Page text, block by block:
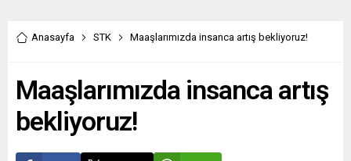
Anasayfa STK Maaşlarımızda insanca artış bekliyoruz!
Maaşlarımızda insanca artış
bekliyoruz!